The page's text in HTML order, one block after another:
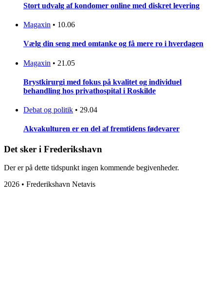
Stort udvalg af kondomer online med diskret levering
Magaxin • 10.06
Vælg din seng med omtanke og få mere ro i hverdagen
Magaxin • 21.05
Brystkirurgi med fokus på kvalitet og individuel
behandling hos privathospital i Roskilde
Debat og politik • 29.04
Akvakulturen er en del af fremtidens fødevarer
Det sker i Frederikshavn
Der er på dette tidspunkt ingen kommende begivenheder.
2026 • Frederikshavn Netavis